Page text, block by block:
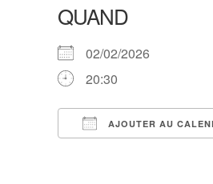
QUAND
02/02/2026
20:30
AJOUTER AU